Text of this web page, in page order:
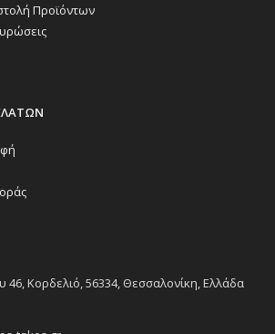
Προϊόντων
46, Κορδελιό, 56334, Θεσσαλονίκη, Ελλάδα